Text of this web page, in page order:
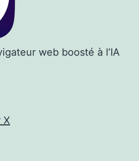
web boosté à l’IA
X